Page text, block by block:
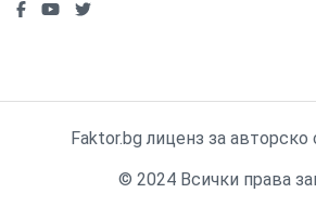
Faktor.bg лиценз за
© 2024 Всички права